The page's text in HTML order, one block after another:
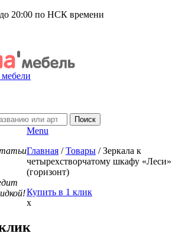
20:00 по НСК времени
Menu
Главная / Товары / Зеркала к
четырехстворчатому шкафу «Леси»
(горизонт)
Купить в 1 клик
x